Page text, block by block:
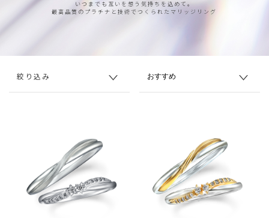
いつまでも互いを想う気持ちを込めて。
最高品質のプラチナと技術でつくられたマリッジリング
絞り込み